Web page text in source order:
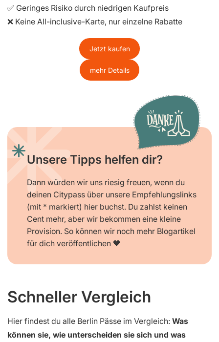
✅ Geringes Risiko durch niedrigen Kaufpreis
❌ Keine All-inclusive-Karte, nur einzelne Rabatte
Jetzt kaufen
mehr Details
Unsere Tipps helfen dir?
Dann würden wir uns riesig freuen, wenn du
deinen Citypass über unsere Empfehlungslinks
(mit * markiert) hier buchst. Du zahlst keinen
Cent mehr, aber wir bekommen eine kleine
Provision. So können wir noch mehr Blogartikel
für dich veröffentlichen 🧡
Schneller Vergleich
Hier findest du alle Berlin Pässe im Vergleich: Was
können sie, wie unterscheiden sie sich und was